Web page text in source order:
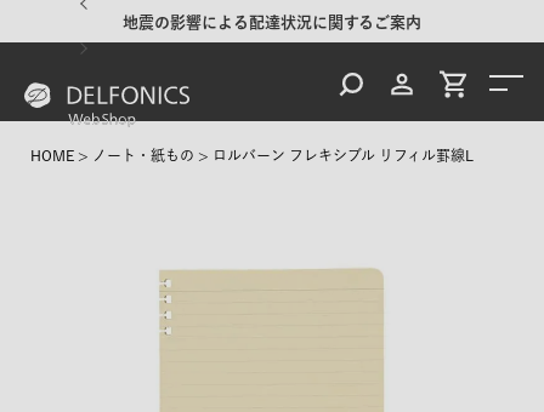
地震の影響による配達状況に関するご案内
HOME ノート・紙もの ロルバーン フレキシブル リフィル罫線L